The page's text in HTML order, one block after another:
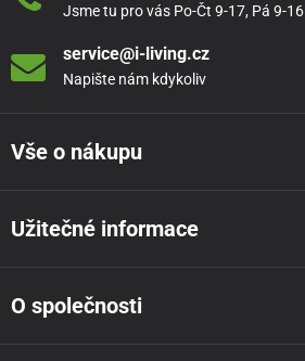
Jsme tu pro vás Po-Čt 9-17, Pá 9-16
service@i-living.cz
Napište nám kdykoliv
Vše o nákupu
Užitečné informace
O společnosti